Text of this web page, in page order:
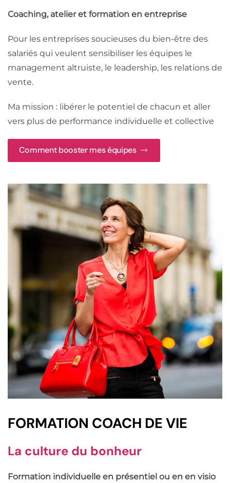
Coaching, atelier et formation en entreprise
Pour les entreprises soucieuses du bien-être des
salariés qui veulent sensibiliser les équipes le
management altruiste, le leadership, les relations de
vente.
Ma mission : libérer le potentiel de chacun et aller
vers plus de performance individuelle et collective
Comment booster mes équipes
FORMATION COACH DE VIE
La culture du bonheur
Formation individuelle en présentiel ou en en visio